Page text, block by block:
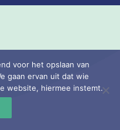
voor het opslaan van
gaan ervan uit dat wie
website, hiermee instemt.